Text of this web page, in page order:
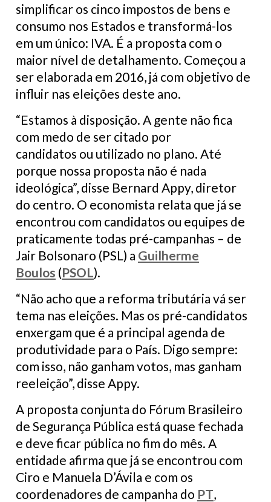
simplificar os cinco impostos de bens e
consumo nos Estados e transformá-los
em um único: IVA. É a proposta com o
maior nível de detalhamento. Começou a
ser elaborada em 2016, já com objetivo de
influir nas eleições deste ano.
“Estamos à disposição. A gente não fica
com medo de ser citado por
candidatos ou utilizado no plano. Até
porque nossa proposta não é nada
ideológica”, disse Bernard Appy, diretor
do centro. O economista relata que já se
encontrou com candidatos ou equipes de
praticamente todas pré-campanhas – de
Jair Bolsonaro (PSL) a Guilherme
Boulos (PSOL).
“Não acho que a reforma tributária vá ser
tema nas eleições. Mas os pré-candidatos
enxergam que é a principal agenda de
produtividade para o País. Digo sempre:
com isso, não ganham votos, mas ganham
reeleição”, disse Appy.
A proposta conjunta do Fórum Brasileiro
de Segurança Pública está quase fechada
e deve ficar pública no fim do mês. A
entidade afirma que já se encontrou com
Ciro e Manuela D’Ávila e com os
coordenadores de campanha do PT,